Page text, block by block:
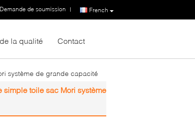
French
Demande de soumission |
la qualité Contact
système de grande capacité
simple toile sac Mori système